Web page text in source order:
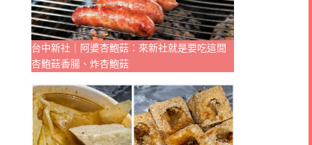
台中新社｜阿婆杏鮑菇：來新社就是要吃這間
杏鮑菇香腸、炸杏鮑菇